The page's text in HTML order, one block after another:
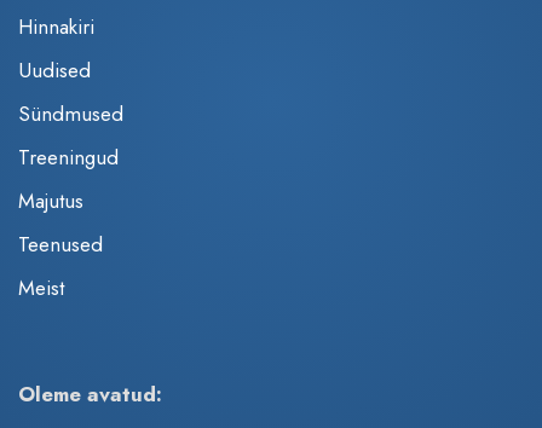
Hinnakiri
Uudised
Sündmused
Treeningud
Majutus
Teenused
Meist
Oleme avatud: